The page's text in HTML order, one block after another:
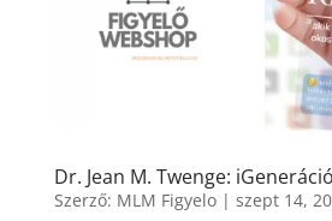
Dr. Jean M. Twenge: iGeneráció
Szerző: MLM Figyelo| szept 14,